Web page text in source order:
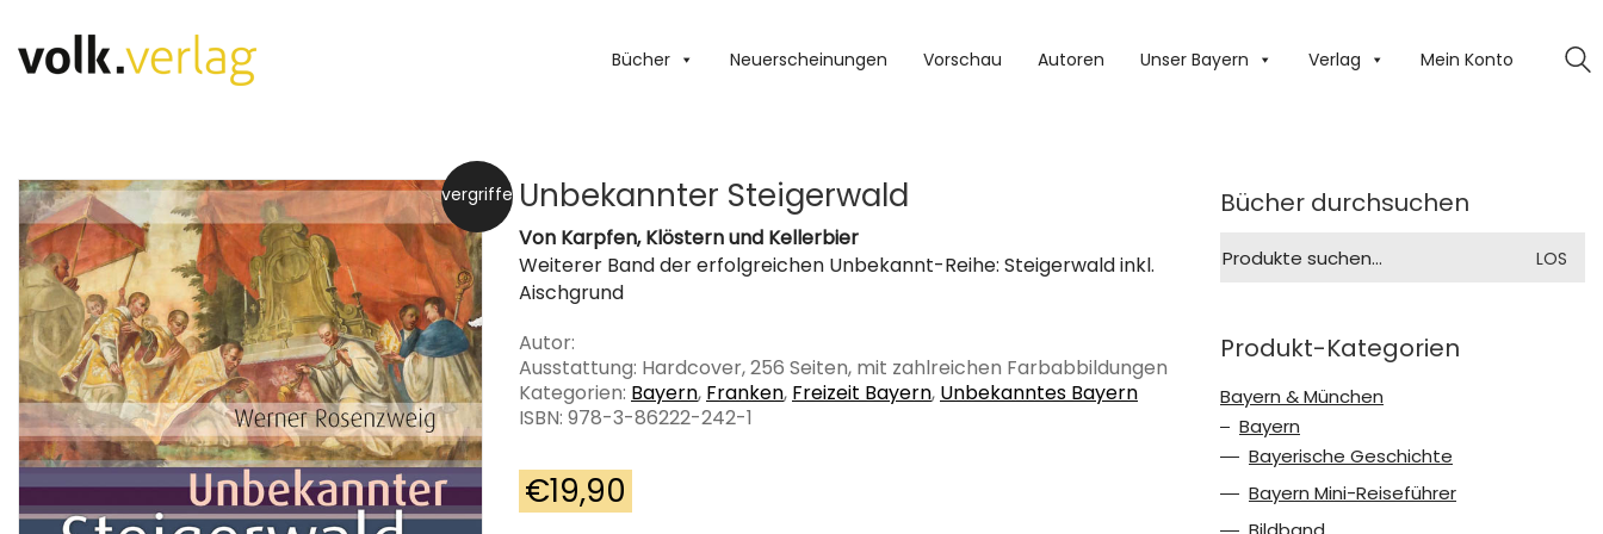
Bücher Neuerscheinungen Vorschau Autoren Unser Bayern Verlag Mein Konto
vergriffenUnbekannter Steigerwald
Von Karpfen, Klöstern und Kellerbier
Weiterer Band der erfolgreichen Unbekannt-Reihe: Steigerwald inkl.
Aischgrund
Autor:
Ausstattung: Hardcover, 256 Seiten, mit zahlreichen Farbabbildungen
Kategorien: Bayern, Franken, Freizeit Bayern, Unbekanntes Bayern
ISBN: 978-3-86222-242-1
€19,90
Bücher durchsuchen
nach:
LOS
Produkt-Kategorien
Bayern & München
Bayern
Bayerische Geschichte
Bayern Mini-Reiseführer